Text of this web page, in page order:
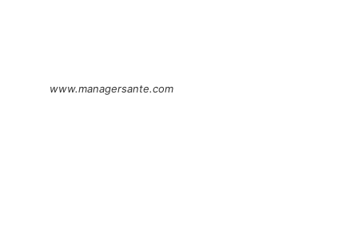
www.managersante.com